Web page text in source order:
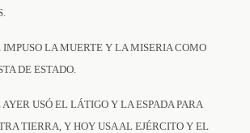
IMPUSO LA MUERTE Y LA MISERIA COMO
DE ESTADO.
USÓ EL LÁTIGO Y LA ESPADA PARA
TIERRA, Y HOY USA AL EJÉRCITO Y EL